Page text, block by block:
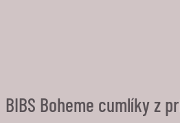
BIBS Boheme cumlíky z